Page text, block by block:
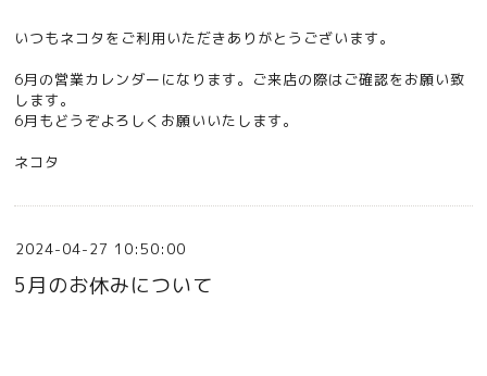
いつもネコタをご利用いただきありがとうございます。
6月の営業カレンダーになります。ご来店の際はご確認をお願い致
します。
6月もどうぞよろしくお願いいたします。
ネコタ
2024-04-27 10:50:00
5月のお休みについて